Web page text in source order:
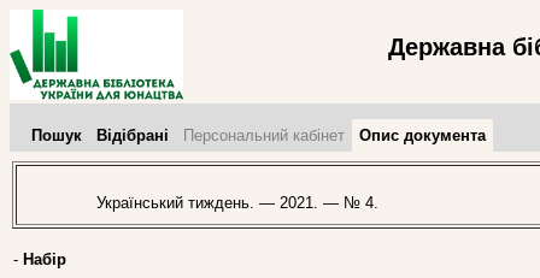
Державна
Пошук Відібрані Персональний кабінет Опис документа
Український тиждень. — 2021. — № 4.
- Набір